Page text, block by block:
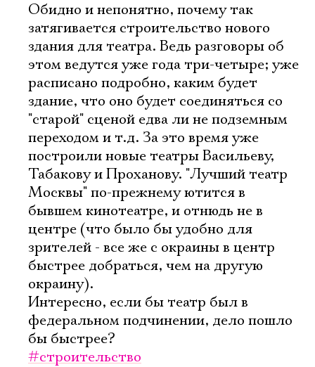
Обидно и непонятно, почему так
затягивается строительство нового
здания для театра. Ведь разговоры об
этом ведутся уже года три-четыре; уже
расписано подробно, каким будет
здание, что оно будет соединяться со
"старой" сценой едва ли не подземным
переходом и т.д. За это время уже
построили новые театры Васильеву,
Табакову и Проханову. "Лучший театр
Москвы" по-прежнему ютится в
бывшем кинотеатре, и отнюдь не в
центре (что было бы удобно для
зрителей - все же с окраины в центр
быстрее добраться, чем на другую
окраину).
Интересно, если бы театр был в
федеральном подчинении, дело пошло
бы быстрее?
#строительство
Электропочта
Имя